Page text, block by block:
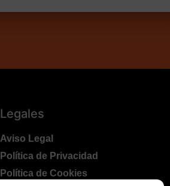
Legales
Aviso Legal
Política de Privacidad
Política de Cookies